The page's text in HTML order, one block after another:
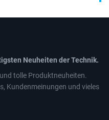
Neuheiten der Technik.
tolle Produktneuheiten.
Kundenmeinungen und vieles